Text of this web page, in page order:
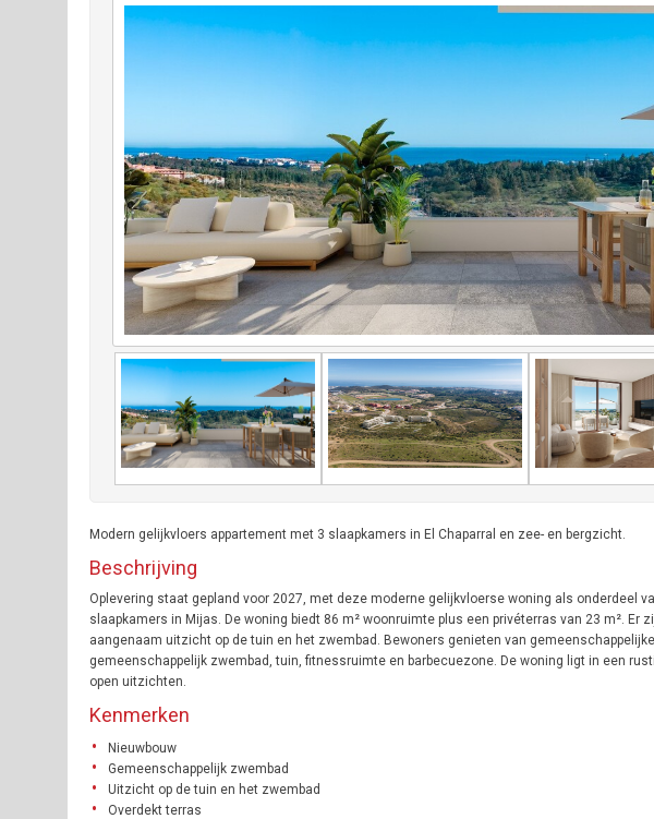
Modern gelijkvloers appartement met 3 slaapkamers in El Chaparral en zee- en bergzicht.
Beschrijving
Oplevering staat gepland voor 2027, met deze moderne gelijkvloerse woning als onderdeel
slaapkamers in Mijas. De woning biedt 86 m² woonruimte plus een privéterras van 23 m².
aangenaam uitzicht op de tuin en het zwembad. Bewoners genieten van
gemeenschappelijk zwembad, tuin, fitnessruimte en barbecuezone. De woning ligt in een
open uitzichten.
Kenmerken
Nieuwbouw
Gemeenschappelijk zwembad
Uitzicht op de tuin en het zwembad
Overdekt terras